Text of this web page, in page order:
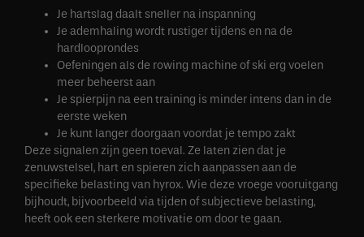
Je hartslag daalt sneller na inspanning
Je ademhaling wordt rustiger tijdens en na de
hardlooprondes
Oefeningen als de rowing machine of ski erg voelen
meer beheerst aan
Je spierpijn na een training is minder intens dan in de
eerste weken
Je kunt langer doorgaan voordat je tempo zakt
Deze signalen zijn geen toeval. Ze laten zien dat je
zenuwstelsel, hart en spieren zich aanpassen aan de
specifieke belasting van hyrox. Wie deze vroege vooruitgang
bijhoudt, bijvoorbeeld via tijden of subjectieve belasting,
heeft ook een sterkere motivatie om door te gaan.